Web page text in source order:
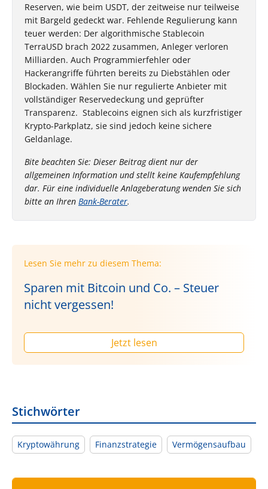
Reserven, wie beim USDT, der zeitweise nur teilweise
mit Bargeld gedeckt war. Fehlende Regulierung kann
teuer werden: Der algorithmische Stable­coin
TerraUSD brach 2022 zusammen, Anleger verloren
Milliarden. Auch Programmierfehler oder
Hackerangriffe führten bereits zu Diebstählen oder
Blockaden. Wählen Sie nur regulierte Anbieter mit
vollständiger Reservedeckung und geprüfter
Transparenz. Stablecoins eignen sich als kurzfristiger
Krypto-Parkplatz, sie sind jedoch keine sichere
Geldanlage.
Bite beachten Sie: Dieser Beitrag dient nur der
allgemeinen Information und stellt keine Kaufempfehlung
dar. Für eine individuelle Anlageberatung wenden Sie sich
bitte an Ihren Bank-Berater.
Lesen Sie mehr zu diesem Thema:
Sparen mit Bitcoin und Co. – Steuer
nicht vergessen!
Jetzt lesen
Stichwörter
Kryptowährung Finanzstrategie Vermögensaufbau